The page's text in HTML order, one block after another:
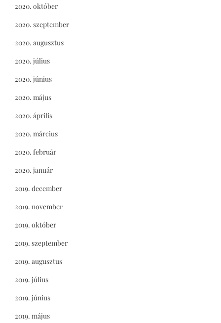
2020. október
2020. szeptember
2020. augusztus
2020. július
2020. június
2020. május
2020. április
2020. március
2020. február
2020. január
2019. december
2019. november
2019. október
2019. szeptember
2019. augusztus
2019. július
2019. június
2019. május